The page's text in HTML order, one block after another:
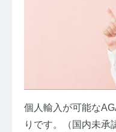
個人輸入が可能な
りです。（国内未承